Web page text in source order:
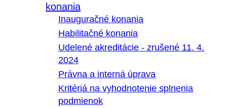
konania
Inauguračné konania
Habilitačné konania
Udelené akreditácie - zrušené 11. 4.
2024
Právna a interná úprava
Kritériá na vyhodnotenie splnenia
podmienok